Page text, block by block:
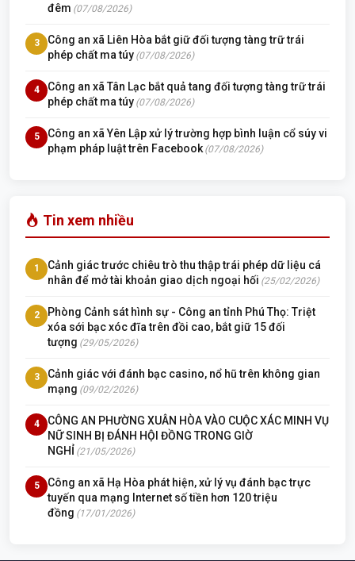
đêm (07/08/2026)
3
Công an xã Liên Hòa bắt giữ đối tượng tàng trữ trái
phép chất ma túy (07/08/2026)
4
Công an xã Tân Lạc bắt quả tang đối tượng tàng trữ trái
phép chất ma túy (07/08/2026)
5
Công an xã Yên Lập xử lý trường hợp bình luận cổ súy vi
phạm pháp luật trên Facebook (07/08/2026)
Tin xem nhiều
1
Cảnh giác trước chiêu trò thu thập trái phép dữ liệu cá
nhân để mở tài khoản giao dịch ngoại hối (25/02/2026)
2
Phòng Cảnh sát hình sự - Công an tỉnh Phú Thọ: Triệt
xóa sới bạc xóc đĩa trên đồi cao, bắt giữ 15 đối
tượng (29/05/2026)
3
Cảnh giác với đánh bạc casino, nổ hũ trên không gian
mạng (09/02/2026)
4
CÔNG AN PHƯỜNG XUÂN HÒA VÀO CUỘC XÁC MINH VỤ
NỮ SINH BỊ ĐÁNH HỘI ĐỒNG TRONG GIỜ
NGHỈ (21/05/2026)
5
Công an xã Hạ Hòa phát hiện, xử lý vụ đánh bạc trực
tuyến qua mạng Internet số tiền hơn 120 triệu
đồng (17/01/2026)